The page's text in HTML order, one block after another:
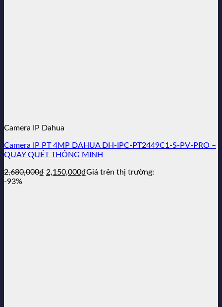
Camera IP Dahua
Camera IP PT 4MP DAHUA DH-IPC-PT2449C1-S-PV-PRO –
QUAY QUÉT THÔNG MINH
2,680,000₫ Giá
2,150,000₫Giá
Giá trên thị trường:
-93%